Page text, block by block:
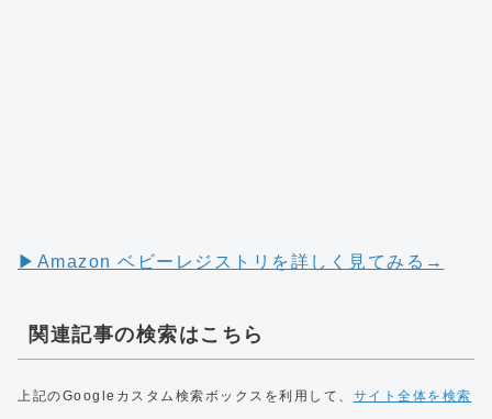
▶︎Amazon ベビーレジストリを詳しく見てみる→
関連記事の検索はこちら
上記のGoogleカスタム検索ボックスを利用して、 サイト全体を検索